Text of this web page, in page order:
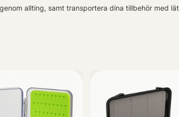
allting, samt transportera dina tillbehör med
och mycket mer - allt för att passa just dina
benämns som 3700-modellen.
mindre accessoarer finns även alternativet